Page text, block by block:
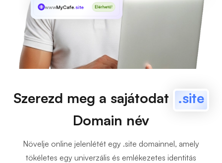
wwwMyCafe.site Elérhető!
Szerezd meg a sajátodat .site
Domain név
Növelje online jelenlétét egy .site domainnel, amely
tökéletes egy univerzális és emlékezetes identitás